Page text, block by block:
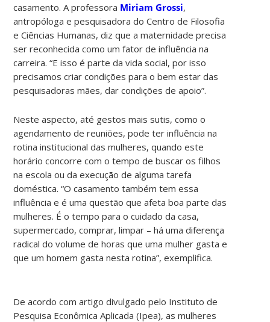
casamento. A professora Miriam Grossi,
antropóloga e pesquisadora do Centro de Filosofia
e Ciências Humanas, diz que a maternidade precisa
ser reconhecida como um fator de influência na
carreira. “E isso é parte da vida social, por isso
precisamos criar condições para o bem estar das
pesquisadoras mães, dar condições de apoio”.
Neste aspecto, até gestos mais sutis, como o
agendamento de reuniões, pode ter influência na
rotina institucional das mulheres, quando este
horário concorre com o tempo de buscar os filhos
na escola ou da execução de alguma tarefa
doméstica. “O casamento também tem essa
influência e é uma questão que afeta boa parte das
mulheres. É o tempo para o cuidado da casa,
supermercado, comprar, limpar – há uma diferença
radical do volume de horas que uma mulher gasta e
que um homem gasta nesta rotina”, exemplifica.
De acordo com artigo divulgado pelo Instituto de
Pesquisa Econômica Aplicada (Ipea), as mulheres